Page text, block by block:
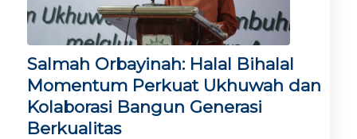
Salmah Orbayinah: Halal Bihalal
Momentum Perkuat Ukhuwah dan
Kolaborasi Bangun Generasi
Berkualitas